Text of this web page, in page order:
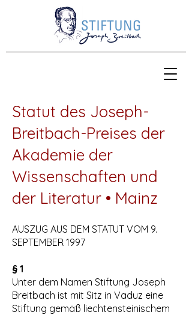
Statut des Joseph-
Breitbach-Preises der
Akademie der
Wissenschaften und
der Literatur • Mainz
AUSZUG AUS DEM STATUT VOM 9.
SEPTEMBER 1997
§ 1
Unter dem Namen Stiftung Joseph
Breitbach ist mit Sitz in Vaduz eine
Stiftung gemäß liechtensteinischem